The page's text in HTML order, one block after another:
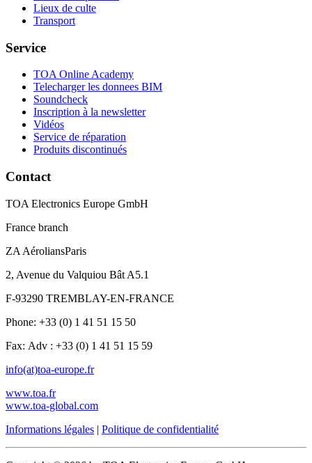
Lieux de culte
Transport
Service
TOA Online Academy
Telecharger les donnees BIM
Soundcheck
Inscription à la newsletter
Vidéos
Service de réparation
Produits discontinués
Contact
TOA Electronics Europe GmbH
France branch
ZA AéroliansParis
2, Avenue du Valquiou Bât A5.1
F-93290 TREMBLAY-EN-FRANCE
Phone: +33 (0) 1 41 51 15 50
Fax: Adv : +33 (0) 1 41 51 15 59
info(at)toa-europe.fr
www.toa.fr
www.toa-global.com
Informations légales | Politique de confidentialité